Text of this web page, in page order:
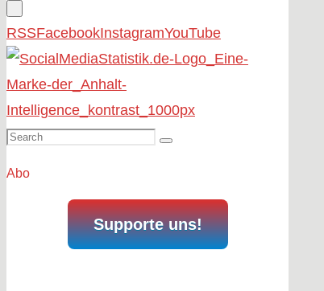
RSSFacebookInstagramYouTube
Search
Search
Abo
Supporte uns!